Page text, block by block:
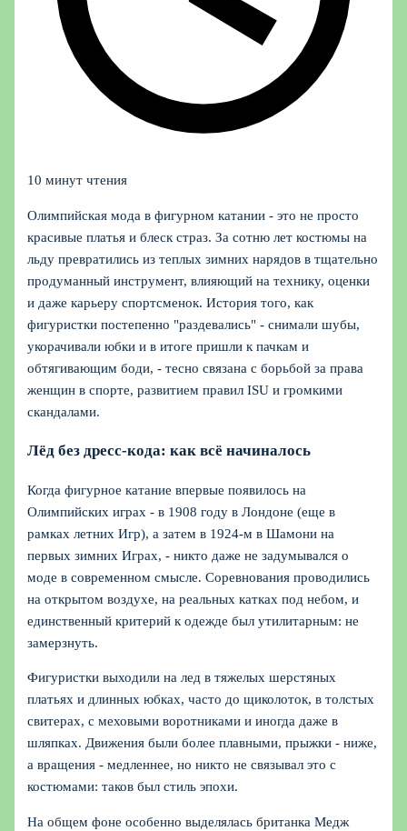
10 минут чтения
Олимпийская мода в фигурном катании - это не просто
красивые платья и блеск страз. За сотню лет костюмы на
льду превратились из теплых зимних нарядов в тщательно
продуманный инструмент, влияющий на технику, оценки
и даже карьеру спортсменок. История того, как
фигуристки постепенно "раздевались" - снимали шубы,
укорачивали юбки и в итоге пришли к пачкам и
обтягивающим боди, - тесно связана с борьбой за права
женщин в спорте, развитием правил ISU и громкими
скандалами.
Лёд без дресс-кода: как всё начиналось
Когда фигурное катание впервые появилось на
Олимпийских играх - в 1908 году в Лондоне (еще в
рамках летних Игр), а затем в 1924-м в Шамони на
первых зимних Играх, - никто даже не задумывался о
моде в современном смысле. Соревнования проводились
на открытом воздухе, на реальных катках под небом, и
единственный критерий к одежде был утилитарным: не
замерзнуть.
Фигуристки выходили на лед в тяжелых шерстяных
платьях и длинных юбках, часто до щиколоток, в толстых
свитерах, с меховыми воротниками и иногда даже в
шляпках. Движения были более плавными, прыжки - ниже,
а вращения - медленнее, но никто не связывал это с
костюмами: таков был стиль эпохи.
На общем фоне особенно выделялась британка Медж